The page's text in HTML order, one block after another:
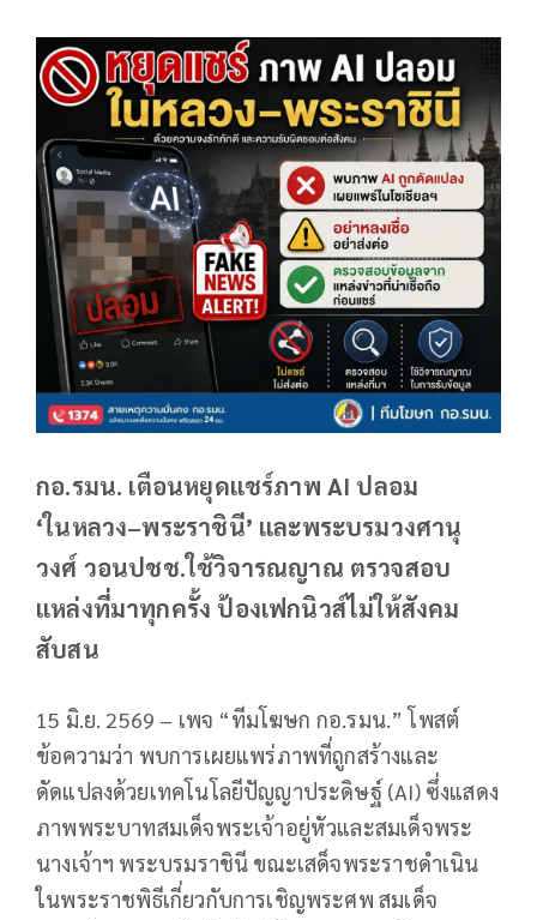
กอ.รมน. เตือนหยุดแชร์ภาพ AI ปลอม
‘ในหลวง–พระราชินี’ และพระบรมวงศานุ
วงศ์ วอนปชช.ใช้วิจารณญาณ ตรวจสอบ
แหล่งที่มาทุกครั้ง ป้องเฟกนิวส์ไม่ให้สังคม
สับสน
15 มิ.ย. 2569 – เพจ “ทีมโฆษก กอ.รมน.” โพสต์
ข้อความว่า พบการเผยแพร่ภาพที่ถูกสร้างและ
ดัดแปลงด้วยเทคโนโลยีปัญญาประดิษฐ์ (AI) ซึ่งแสดง
ภาพพระบาทสมเด็จพระเจ้าอยู่หัวและสมเด็จพระ
นางเจ้าฯ พระบรมราชินี ขณะเสด็จพระราชดำเนิน
ในพระราชพิธีเกี่ยวกับการเชิญพระศพ สมเด็จ